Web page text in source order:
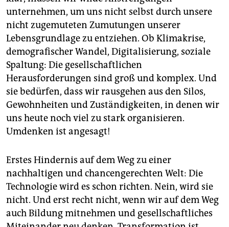
unternehmen, um uns nicht selbst durch unsere
nicht zugemuteten Zumutungen unserer
Lebensgrundlage zu entziehen. Ob Klimakrise,
demografischer Wandel, Digitalisierung, soziale
Spaltung: Die gesellschaftlichen
Herausforderungen sind groß und komplex. Und
sie bedürfen, dass wir rausgehen aus den Silos,
Gewohnheiten und Zuständigkeiten, in denen wir
uns heute noch viel zu stark organisieren.
Umdenken ist angesagt!
Erstes Hindernis auf dem Weg zu einer
nachhaltigen und chancengerechten Welt: Die
Technologie wird es schon richten. Nein, wird sie
nicht. Und erst recht nicht, wenn wir auf dem Weg
auch Bildung mitnehmen und gesellschaftliches